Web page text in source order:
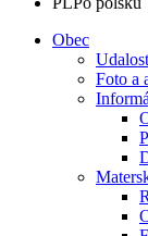
Obec
Foto a